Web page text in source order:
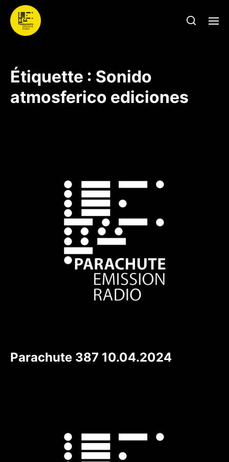
Étiquette : Sonido
atmosferico ediciones
Parachute 387 10.04.2024